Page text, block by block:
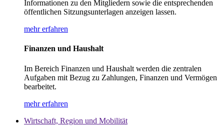
Informationen zu den Mitgliedern sowie die entsprechenden
öffentlichen Sitzungsunterlagen anzeigen lassen.
mehr erfahren
Finanzen und Haushalt
Im Bereich Finanzen und Haushalt werden die zentralen
Aufgaben mit Bezug zu Zahlungen, Finanzen und Vermögen
bearbeitet.
mehr erfahren
Wirtschaft, Region und Mobilität